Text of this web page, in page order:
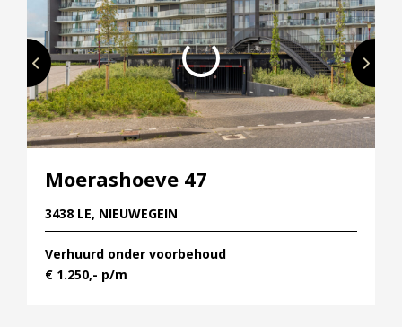
– Compleet afgewerkt inclusief PVC vloer en
afgewerkte wanden
Moerashoeve 47
3438 LE, NIEUWEGEIN
Verhuurd onder voorbehoud
€ 1.250,- p/m